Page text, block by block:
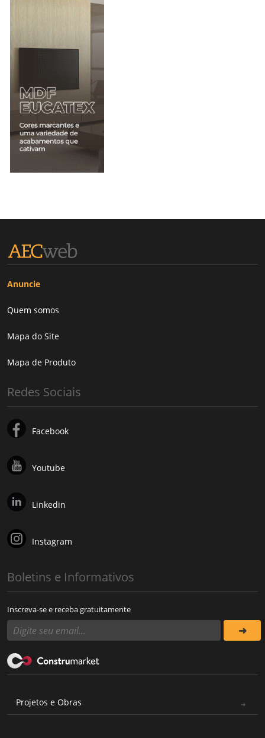
Anuncie
Quem somos
Mapa do Site
Mapa de Produto
Redes Sociais
Facebook
Youtube
Linkedin
Instagram
Boletins e Informativos
Inscreva-se e receba gratuitamente
Projetos e Obras